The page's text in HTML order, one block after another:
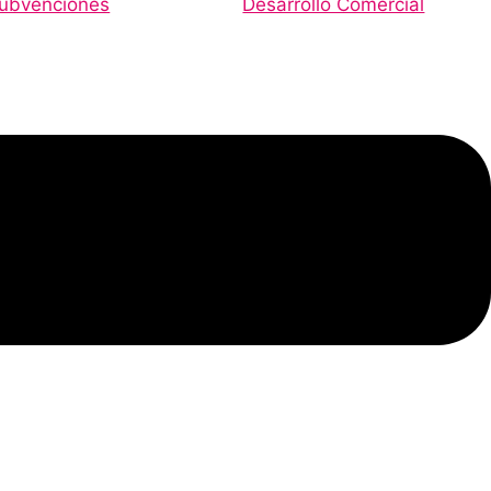
Desarrollo Comercial